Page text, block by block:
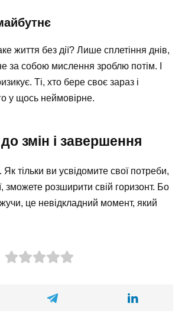
життя без дії? Лише сплетіння днів,
за собою мислення зроблю потім. І
Ті, хто бере своє зараз і
у щось неймовірне.
змін і завершення
тільки ви усвідомите свої потреби,
зможете розширити свій горизонт. Бо
це невідкладний момент, який